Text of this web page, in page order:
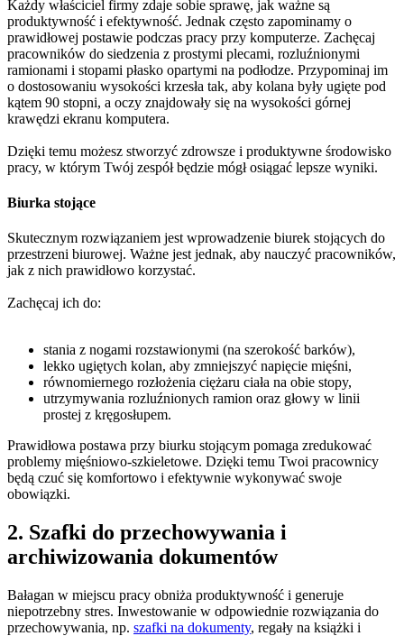
Każdy właściciel firmy zdaje sobie sprawę, jak ważne są
produktywność i efektywność. Jednak często zapominamy o
prawidłowej postawie podczas pracy przy komputerze. Zachęcaj
pracowników do siedzenia z prostymi plecami, rozluźnionymi
ramionami i stopami płasko opartymi na podłodze. Przypominaj im
o dostosowaniu wysokości krzesła tak, aby kolana były ugięte pod
kątem 90 stopni, a oczy znajdowały się na wysokości górnej
krawędzi ekranu komputera.
Dzięki temu możesz stworzyć zdrowsze i produktywne środowisko
pracy, w którym Twój zespół będzie mógł osiągać lepsze wyniki.
Biurka stojące
Skutecznym rozwiązaniem jest wprowadzenie biurek stojących do
przestrzeni biurowej. Ważne jest jednak, aby nauczyć pracowników,
jak z nich prawidłowo korzystać.
Zachęcaj ich do:
stania z nogami rozstawionymi (na szerokość barków),
lekko ugiętych kolan, aby zmniejszyć napięcie mięśni,
równomiernego rozłożenia ciężaru ciała na obie stopy,
utrzymywania rozluźnionych ramion oraz głowy w linii
prostej z kręgosłupem.
Prawidłowa postawa przy biurku stojącym pomaga zredukować
problemy mięśniowo-szkieletowe. Dzięki temu Twoi pracownicy
będą czuć się komfortowo i efektywnie wykonywać swoje
obowiązki.
2. Szafki do przechowywania i
archiwizowania dokumentów
Bałagan w miejscu pracy obniża produktywność i generuje
niepotrzebny stres. Inwestowanie w odpowiednie rozwiązania do
przechowywania, np. szafki na dokumenty, regały na książki i